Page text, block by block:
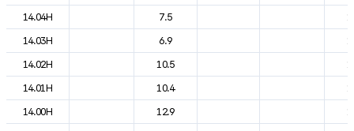
14.04H
7.5
14.03H
6.9
14.02H
10.5
14.01H
10.4
14.00H
12.9